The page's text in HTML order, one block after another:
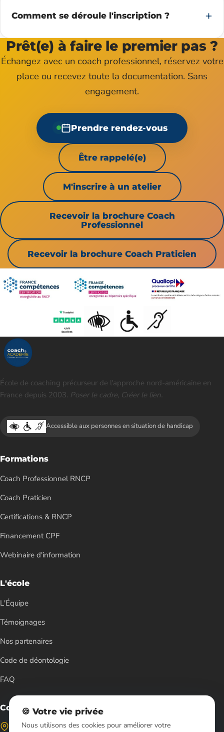
Comment se déroule l'inscription ?
Prêt(e) à faire le premier pas ?
Échangez avec un coach professionnel, réservez votre
place ou recevez toute la documentation. Sans
engagement.
Prendre rendez-vous
Être rappelé(e)
M'inscrire à un atelier
Recevoir la brochure Coach
Professionnel
Recevoir la brochure Coach Praticien
École de coaching précurseur de l'approche nord-américaine en
France depuis 2003. Poser le cadre, Créer le lien.
Accessible aux personnes en situation de handicap
Formations
Coach Professionnel RNCP
Coach Praticien
Certifications & RNCP
Financement CPF
Webinaire d'information
L'école
L'Équipe
Témoignages
Nos partenaires
Code de déontologie
FAQ
Contact
Formations à Paris 12ᵉ
🍪 Votre vie privée
Nous utilisons des cookies pour améliorer votre